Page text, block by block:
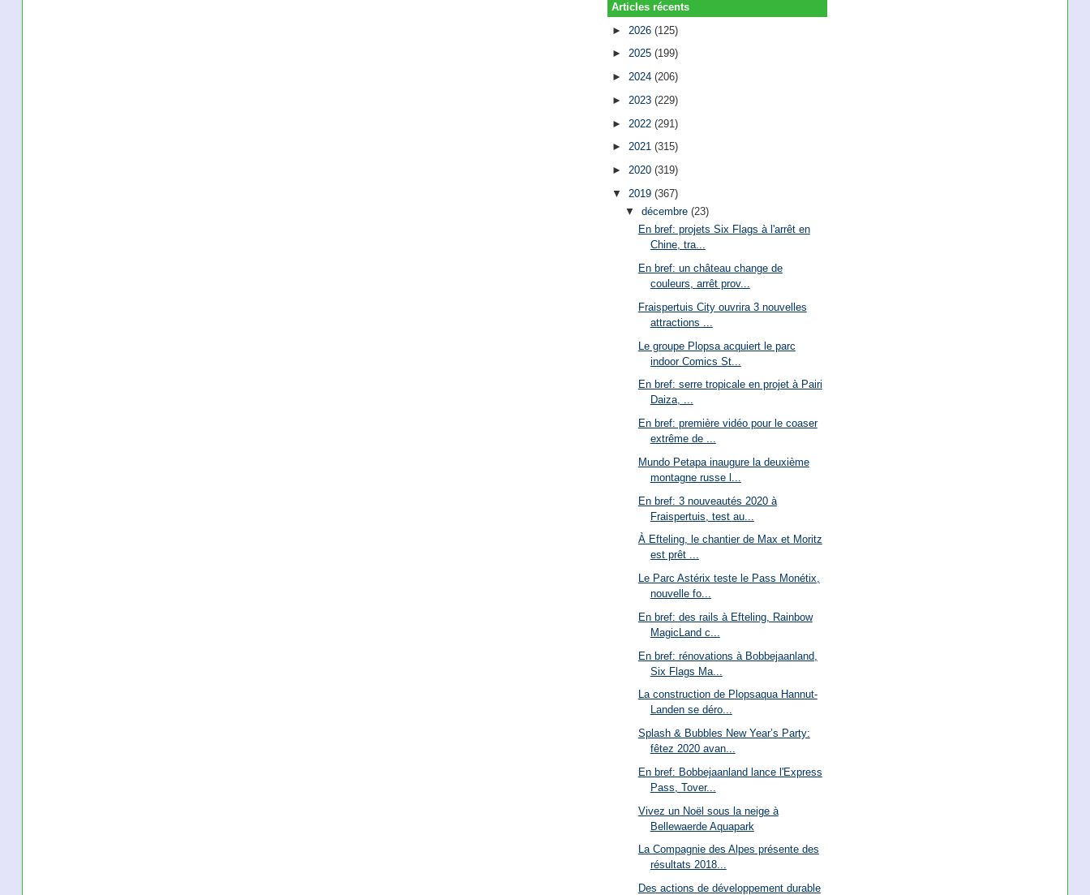
Articles récents
► 2026(125)
►2025(199)
►2024(206)
► 2023(229)
► 2022(291)
►2021(315)
►2020(319)
▼ 2019(367)
▼ décembre (23)
En bref: projets Six Flags à l'arrêt en
Chine, tra...
En bref: un château change de
couleurs, arrêt prov...
Fraispertuis City ouvrira 3 nouvelles
attractions ...
Le groupe Plopsa acquiert le parc
indoor Comics St...
En bref: serre tropicale en projet à Pairi
Daiza, ...
En bref: première vidéo pour le coaser
extrême de ...
Mundo Petapa inaugure la deuxième
montagne russe l...
En bref: 3 nouveautés 2020 à
Fraispertuis, test au...
À Efteling, le chantier de Max et Moritz
est prêt ...
Le Parc Astérix teste le Pass Monétix,
nouvelle fo...
En bref: des rails à Efteling, Rainbow
MagicLand c...
En bref: rénovations à Bobbejaanland,
Six Flags Ma...
La construction de Plopsaqua Hannut-
Landen se déro...
Splash & Bubbles New Year’s Party:
fêtez 2020 avan...
En bref: Bobbejaanland lance l'Express
Pass, Tover...
Vivez un Noël sous la neige à
Bellewaerde Aquapark
La Compagnie des Alpes présente des
résultats 2018...
Des actions de développement durable